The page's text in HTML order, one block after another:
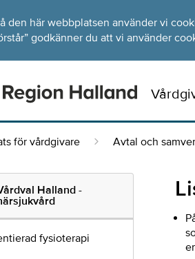
den här webbplatsen använder vi
godkänner du att vi använder
för vårdgivare Avtal och
Halland -
fysioterapi